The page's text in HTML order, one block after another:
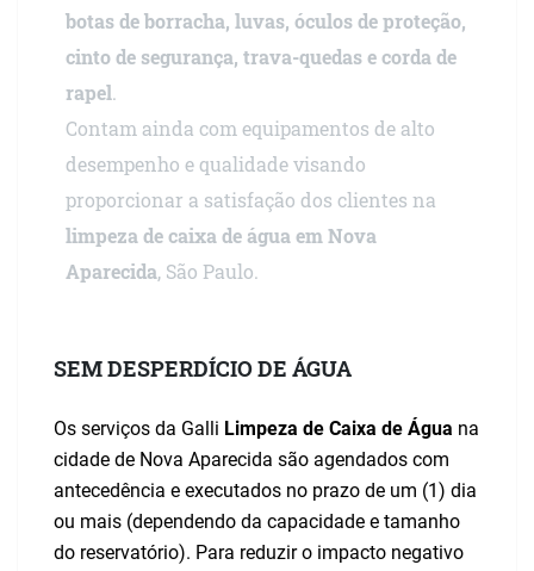
botas de borracha, luvas, óculos de proteção,
cinto de segurança, trava-quedas e corda de
rapel.
Contam ainda com equipamentos de alto
desempenho e qualidade visando
proporcionar a satisfação dos clientes na
limpeza de caixa de água em Nova
Aparecida, São Paulo.
SEM DESPERDÍCIO DE ÁGUA
Os serviços da Galli Limpeza de Caixa de Água na
cidade de Nova Aparecida são agendados com
antecedência e executados no prazo de um (1) dia
ou mais (dependendo da capacidade e tamanho
do reservatório). Para reduzir o impacto negativo